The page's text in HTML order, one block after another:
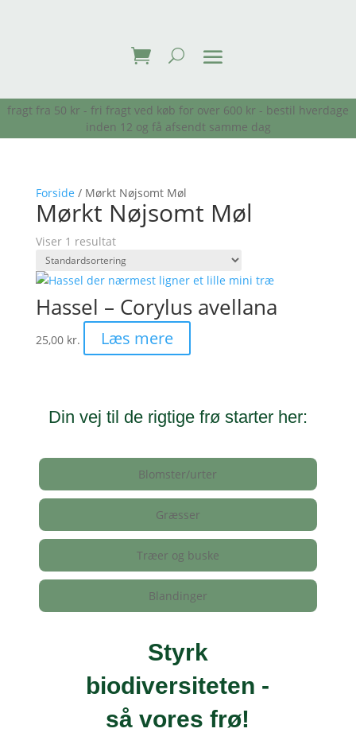
fragt fra 50 kr - fri fragt ved køb for over 600 kr - bestil hverdage
inden 12 og få afsendt samme dag
Forside / Mørkt Nøjsomt Møl
Mørkt Nøjsomt Møl
Viser 1 resultat
Hassel – Corylus avellana
25,00 kr. Læs mere
Din vej til de rigtige frø starter her:
Blomster/urter
Græsser
Træer og buske
Blandinger
Styrk
biodiversiteten -
så vores frø!